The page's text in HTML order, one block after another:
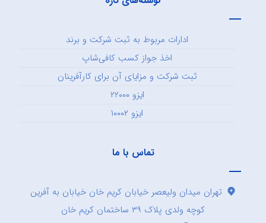
ادارات مربوط به ثبت شرکت و برند
اخذ جواز کسب کافی‌شاپ
ثبت شرکت و مزایای آن برای کارآفرینان
ایزو ۲۲۰۰۰
ایزو ۱۰۰۰۲
تماس با ما
تهران میدان ولیعصر خیابان کریم خان خیابان به آفرین
کوچه ولدی پلاک ۳۹ ساختمان کریم خان